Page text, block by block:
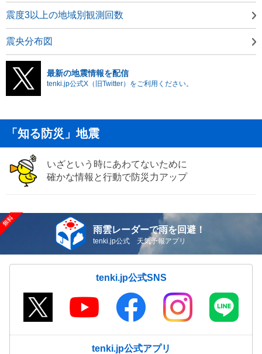
震度3以上の地域別観測回数
震央分布図
最新の地震情報を配信
tenki.jp公式X（旧Twitter）をご利用ください。
「知る防災」地震
いざという時にあわてないために
確かな情報と行動で防災力アップ
雨雲レーダーで雨を回避！
tenki.jp公式 天気予報アプリ
tenki.jp公式SNS
tenki.jp公式アプリ